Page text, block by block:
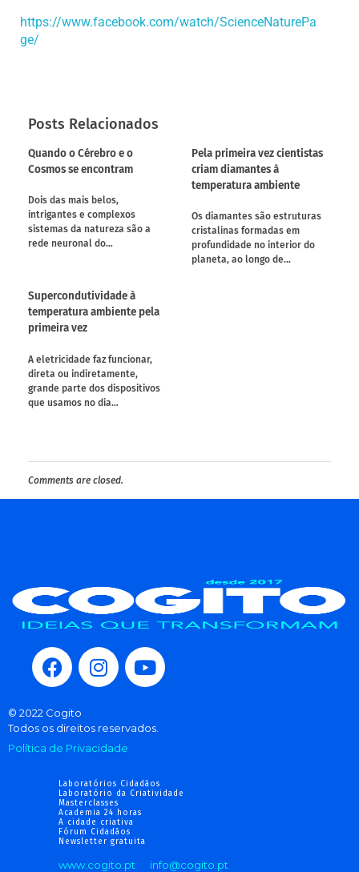
https://www.facebook.com/watch/ScienceNaturePa
ge/
Posts Relacionados
Quando o Cérebro e o
Cosmos se encontram
Dois das mais belos,
intrigantes e complexos
sistemas da natureza são a
rede neuronal do…
Pela primeira vez cientistas
criam diamantes à
temperatura ambiente
Os diamantes são estruturas
cristalinas formadas em
profundidade no interior do
planeta, ao longo de…
Supercondutividade à
temperatura ambiente pela
primeira vez
A eletricidade faz funcionar,
direta ou indiretamente,
grande parte dos dispositivos
que usamos no dia…
Comments are closed.
© 2022 Cogito
Todos os direitos reservados.
Política de Privacidade
Laboratórios Cidadãos
Laboratório da Criatividade
Masterclasses
Academia 24 horas
A cidade criativa
Fórum Cidadãos
Newsletter gratuita
www.cogito.pt info@cogito.pt